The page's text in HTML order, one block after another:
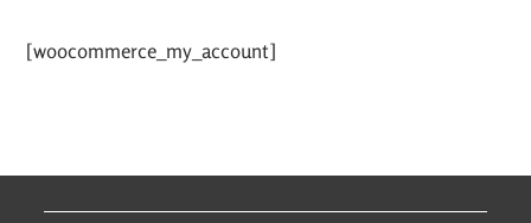
[woocommerce_my_account]